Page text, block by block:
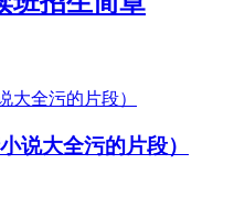
说大全污的片段）